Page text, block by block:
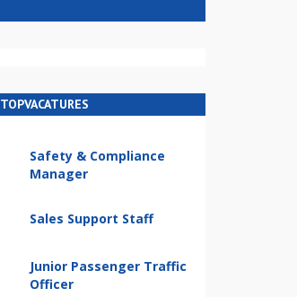
TOPVACATURES
Safety & Compliance
Manager
Sales Support Staff
Junior Passenger Traffic
Officer